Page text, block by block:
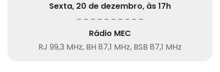
Sexta, 20 de dezembro, às 17h
– – – – – – – – – –
Rádio MEC
RJ 99,3 MHz, BH 87,1 MHz, BSB 87,1 MHz